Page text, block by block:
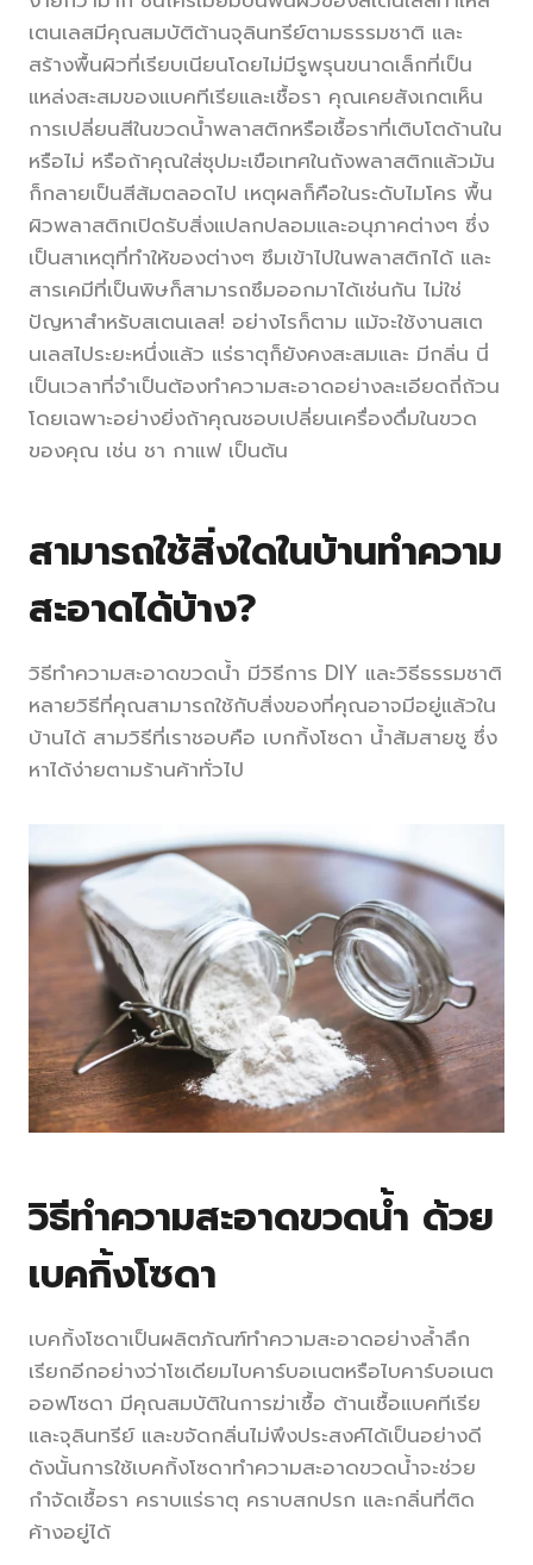
เตนเลสมีคุณสมบัติต้านจุลินทรีย์ตามธรรมชาติ และ
สร้างพื้นผิวที่เรียบเนียนโดยไม่มีรูพรุนขนาดเล็กที่เป็น
แหล่งสะสมของแบคทีเรียและเชื้อรา คุณเคยสังเกตเห็น
การเปลี่ยนสีในขวดน้ำพลาสติกหรือเชื้อราที่เติบโตด้านใน
หรือไม่ หรือถ้าคุณใส่ซุปมะเขือเทศในถังพลาสติกแล้วมัน
ก็กลายเป็นสีส้มตลอดไป เหตุผลก็คือในระดับไมโคร พื้น
ผิวพลาสติกเปิดรับสิ่งแปลกปลอมและอนุภาคต่างๆ ซึ่ง
เป็นสาเหตุที่ทำให้ของต่างๆ ซึมเข้าไปในพลาสติกได้ และ
สารเคมีที่เป็นพิษก็สามารถซึมออกมาได้เช่นกัน ไม่ใช่
ปัญหาสำหรับสเตนเลส! อย่างไรก็ตาม แม้จะใช้งานสเต
นเลสไประยะหนึ่งแล้ว แร่ธาตุก็ยังคงสะสมและ มีกลิ่น นี่
เป็นเวลาที่จำเป็นต้องทำความสะอาดอย่างละเอียดถี่ถ้วน
โดยเฉพาะอย่างยิ่งถ้าคุณชอบเปลี่ยนเครื่องดื่มในขวด
ของคุณ เช่น ชา กาแฟ เป็นต้น
สามารถใช้สิ่งใดในบ้านทำความ
สะอาดได้บ้าง?
วิธีทำความสะอาดขวดน้ำ มีวิธีการ DIY และวิธีธรรมชาติ
หลายวิธีที่คุณสามารถใช้กับสิ่งของที่คุณอาจมีอยู่แล้วใน
บ้านได้ สามวิธีที่เราชอบคือ เบกกิ้งโซดา น้ำส้มสายชู ซึ่ง
หาได้ง่ายตามร้านค้าทั่วไป
วิธีทำความสะอาดขวดน้ำ ด้วย
เบคกิ้งโซดา
เบคกิ้งโซดาเป็นผลิตภัณฑ์ทำความสะอาดอย่างล้ำลึก
เรียกอีกอย่างว่าโซเดียมไบคาร์บอเนตหรือไบคาร์บอเนต
ออฟโซดา มีคุณสมบัติในการฆ่าเชื้อ ต้านเชื้อแบคทีเรีย
และจุลินทรีย์ และขจัดกลิ่นไม่พึงประสงค์ได้เป็นอย่างดี
ดังนั้นการใช้เบคกิ้งโซดาทำความสะอาดขวดน้ำจะช่วย
กำจัดเชื้อรา คราบแร่ธาตุ คราบสกปรก และกลิ่นที่ติด
ค้างอยู่ได้